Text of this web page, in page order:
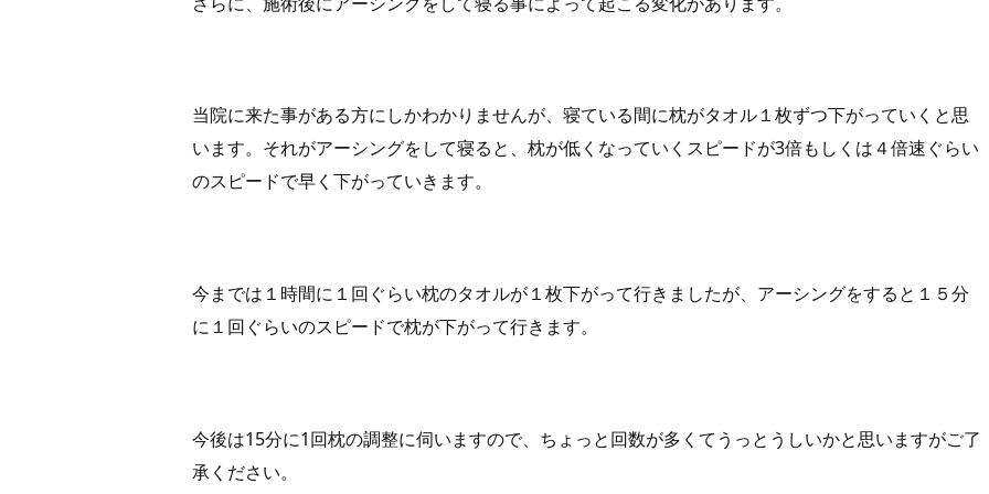
当院に来た事がある方にしかわかりませんが、寝ている間に枕がタオル１枚ずつ下がっていくと思
います。それがアーシングをして寝ると、枕が低くなっていくスピードが3倍もしくは４倍速ぐらい
のスピードで早く下がっていきます。
今までは１時間に１回ぐらい枕のタオルが１枚下がって行きましたが、アーシングをすると１５分
に１回ぐらいのスピードで枕が下がって行きます。
今後は15分に1回枕の調整に伺いますので、ちょっと回数が多くてうっとうしいかと思いますがご了
承ください。